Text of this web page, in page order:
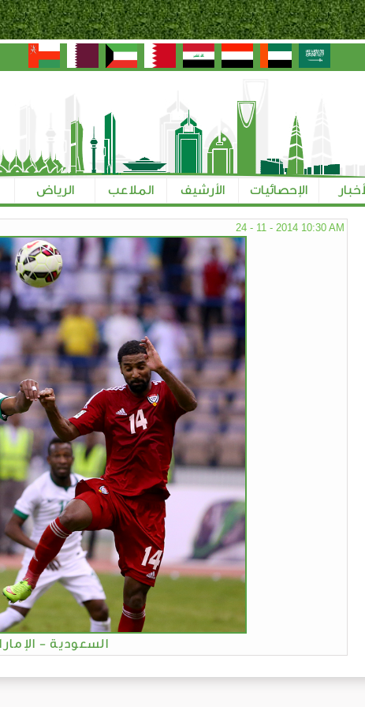
الإحصائيات الأرشيف الملاعب الرياض
24 - 11 - 2014 10:30 AM
السعودية -